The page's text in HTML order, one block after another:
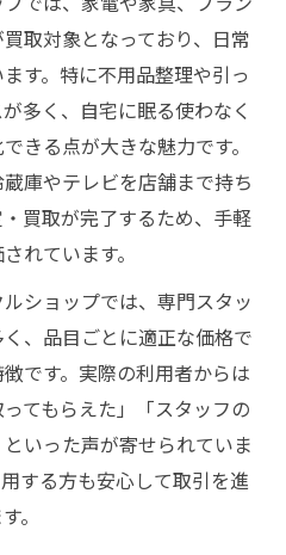
取対象となっており、日常
す。特に不用品整理や引っ
多く、自宅に眠る使わなく
きる点が大きな魅力です。
庫やテレビを店舗まで持ち
買取が完了するため、手軽
れています。
ショップでは、専門スタッ
、品目ごとに適正な価格で
です。実際の利用者からは
てもらえた」「スタッフの
いった声が寄せられていま
する方も安心して取引を進
。